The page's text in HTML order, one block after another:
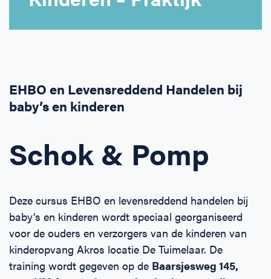
BHV voor Primair Onderwijs
EHBO voor Sportclubs
Levensreddend handelen voor iedereen
Zakelijk veelgestelde vragen
Direct boeken
Incompany offerte
Inloggen
EHBO en Levensreddend Handelen bij
baby’s en kinderen
Schok & Pomp
Deze cursus EHBO en levensreddend handelen bij
baby’s en kinderen wordt speciaal georganiseerd
voor de ouders en verzorgers van de kinderen van
kinderopvang Akros locatie De Tuimelaar. De
training wordt gegeven op de Baarsjesweg 145,